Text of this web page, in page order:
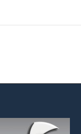
Jazz du 16